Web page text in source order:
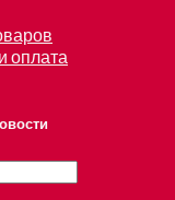
оплата